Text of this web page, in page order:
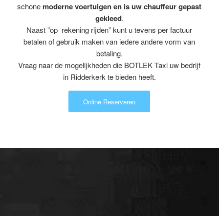
schone moderne voertuigen en is uw chauffeur gepast
gekleed.
Naast ”op rekening rijden” kunt u tevens per factuur
betalen of gebruik maken van iedere andere vorm van
betaling.
Vraag naar de mogelijkheden die BOTLEK Taxi uw bedrijf
in Ridderkerk te bieden heeft.
Online Reserveren